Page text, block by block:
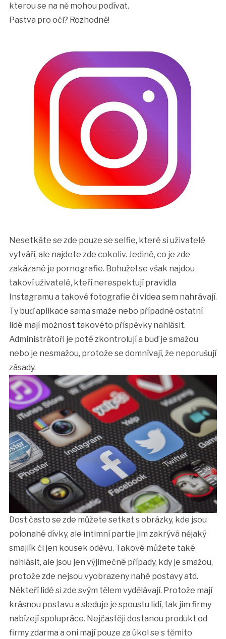
kterou se na ně mohou podívat.
Pastva pro oči? Rozhodně!
Nesetkáte se zde pouze se selfie, které si uživatelé
vytváří, ale najdete zde cokoliv. Jediné, co je zde
zakázané je pornografie. Bohužel se však najdou
takoví uživatelé, kteří nerespektují pravidla
Instagramu a takové fotografie či videa sem nahrávají.
Ty buď aplikace sama smaže nebo případně ostatní
lidé mají možnost takovéto příspěvky nahlásit.
Administrátoři je poté zkontrolují a buď je smažou
nebo je nesmažou, protože se domnívají, že neporušují
zásady.
Dost často se zde můžete setkat s obrázky, kde jsou
polonahé dívky, ale intimní partie jim zakrývá nějaký
smajlík či jen kousek oděvu. Takové můžete také
nahlásit, ale jsou jen výjimečné případy, kdy je smažou,
protože zde nejsou vyobrazeny nahé postavy atd.
Někteří lidé si zde svým tělem vydělávají. Protože mají
krásnou postavu a sleduje je spoustu lidí, tak jim firmy
nabízejí spolupráce. Nejčastěji dostanou produkt od
firmy zdarma a oni mají pouze za úkol se s těmito